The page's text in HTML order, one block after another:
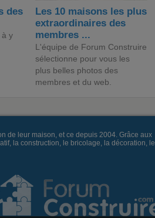
des
à y
Les 10 maisons les plus
extraordinaires des
membres ...
L'équipe de Forum Construire
sélectionne pour vous les
plus belles photos des
membres et du web.
de leur maison, et ce depuis 2004. Grâce aux
la construction, le bricolage, la décoration, le